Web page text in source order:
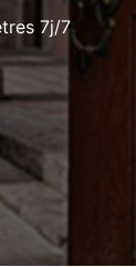
7j/7